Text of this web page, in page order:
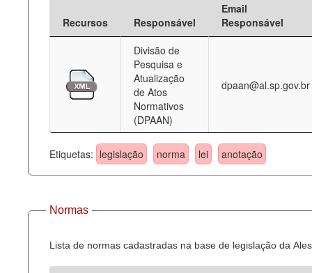
Deputados Estaduais
Legislação
Perguntas frequentes
Contato
Recursos Responsável
Email
Responsável
Divisão de
Pesquisa e
Atualização
de Atos
Normativos
(DPAAN)
dpaan@al.sp.gov.br
Etiquetas: legislação norma lei anotação
Normas
Lista de normas cadastradas na base de legislação da